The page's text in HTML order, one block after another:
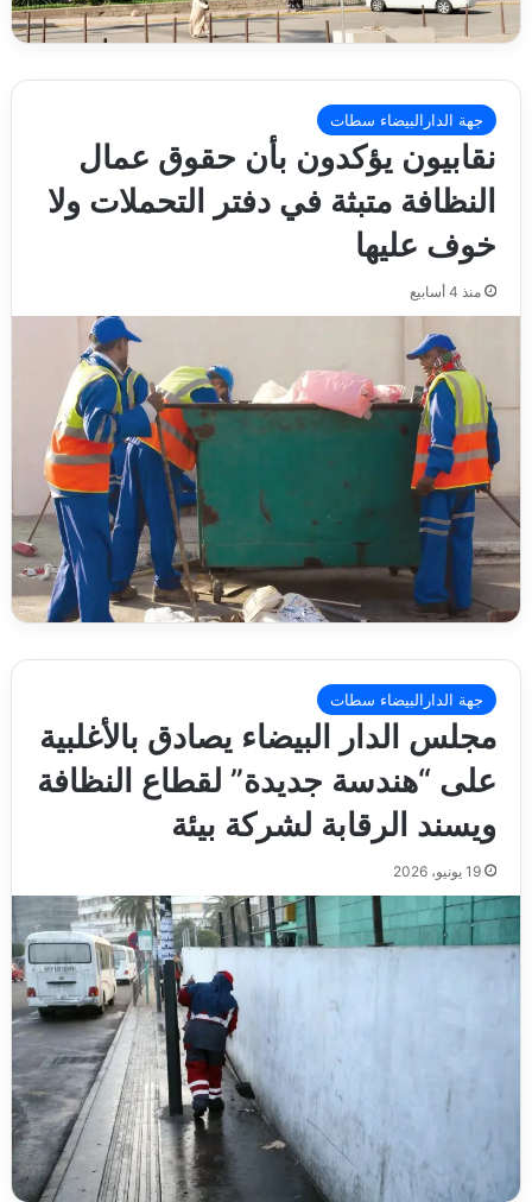
جهة الدارالبيضاء سطات
نقابيون يؤكدون بأن حقوق عمال
النظافة متبثة في دفتر التحملات ولا
خوف عليها
منذ 4 أسابيع
جهة الدارالبيضاء سطات
مجلس الدار البيضاء يصادق بالأغلبية
على “هندسة جديدة” لقطاع النظافة
ويسند الرقابة لشركة بيئة
19 يونيو، 2026